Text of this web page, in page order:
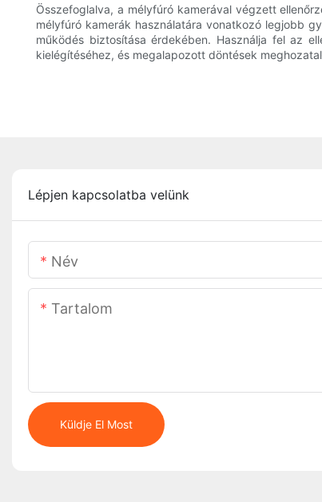
Összefoglalva, a mélyfúró kamerával végzett
mélyfúró kamerák használatára vonatkozó legjobb
működés biztosítása érdekében. Használja fel az
kielégítéséhez, és megalapozott döntések
Lépjen kapcsolatba velünk
Név
Tartalom
Küldje El Most